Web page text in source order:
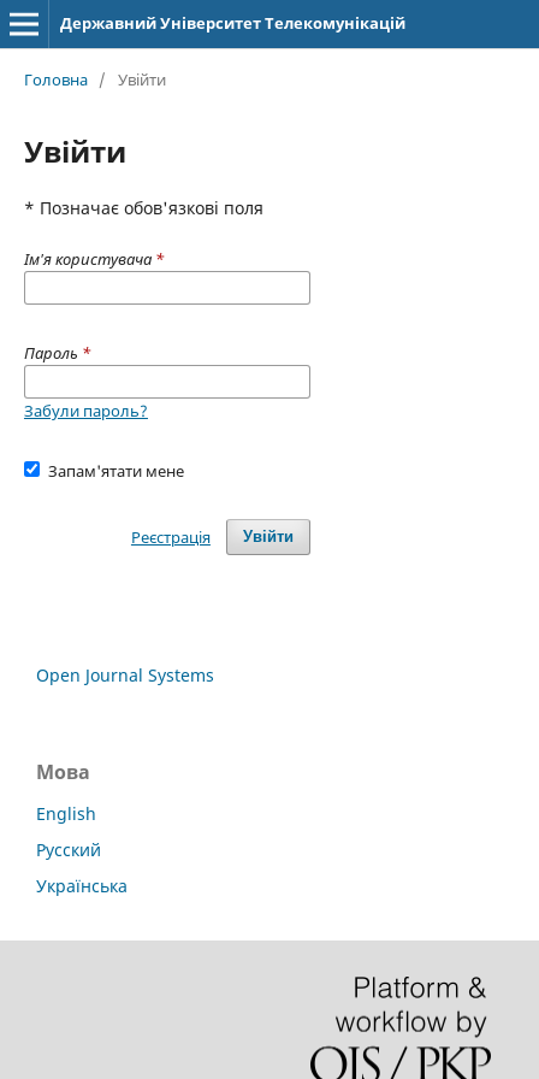
Державний Університет Телекомунікацій
Головна / Увійти
Увійти
* Позначає обов'язкові поля
Ім'я користувача *
Пароль *
Забули пароль?
Запам'ятати мене
Увійти
Реєстрація
Open Journal Systems
Мова
English
Русский
Українська